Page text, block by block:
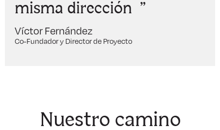
misma dirección ”
Víctor Fernández
Co-Fundador y Director de Proyecto
Nuestro camino